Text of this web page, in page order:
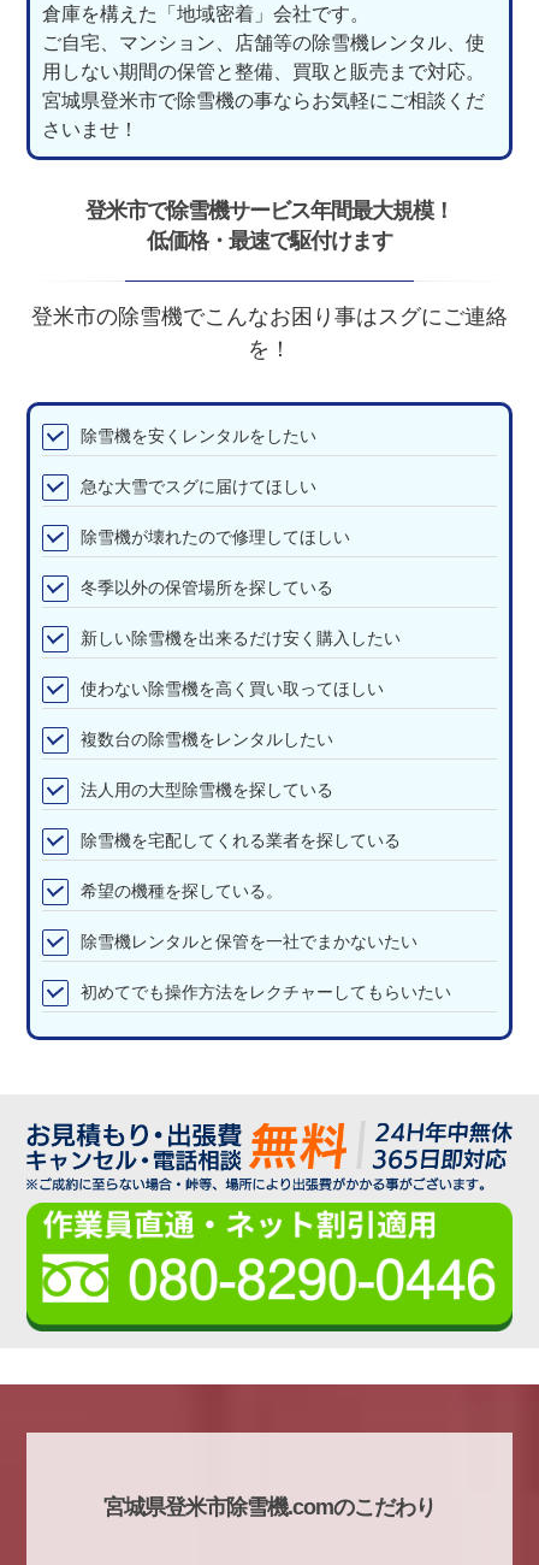
倉庫を構えた「地域密着」会社です。
ご自宅、マンション、店舗等の除雪機レンタル、使
用しない期間の保管と整備、買取と販売まで対応。
宮城県登米市で除雪機の事ならお気軽にご相談くだ
さいませ！
登米市で除雪機サービス年間最大規模！
低価格・最速で駆付けます
登米市の除雪機でこんなお困り事はスグにご連絡
を！
除雪機を安くレンタルをしたい
急な大雪でスグに届けてほしい
除雪機が壊れたので修理してほしい
冬季以外の保管場所を探している
新しい除雪機を出来るだけ安く購入したい
使わない除雪機を高く買い取ってほしい
複数台の除雪機をレンタルしたい
法人用の大型除雪機を探している
除雪機を宅配してくれる業者を探している
希望の機種を探している。
除雪機レンタルと保管を一社でまかないたい
初めてでも操作方法をレクチャーしてもらいたい
宮城県登米市除雪機.comのこだわり